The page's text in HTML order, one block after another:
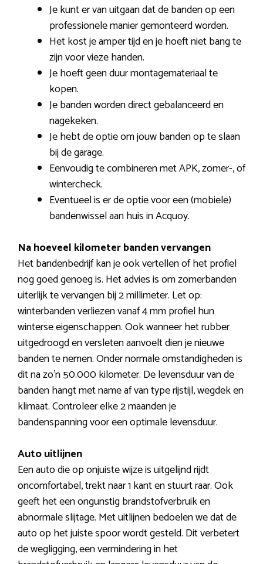
Je kunt er van uitgaan dat de banden op een
professionele manier gemonteerd worden.
Het kost je amper tijd en je hoeft niet bang te
zijn voor vieze handen.
Je hoeft geen duur montagemateriaal te
kopen.
Je banden worden direct gebalanceerd en
nagekeken.
Je hebt de optie om jouw banden op te slaan
bij de garage.
Eenvoudig te combineren met APK, zomer-, of
wintercheck.
Eventueel is er de optie voor een (mobiele)
bandenwissel aan huis in Acquoy.
Na hoeveel kilometer banden vervangen
Het bandenbedrijf kan je ook vertellen of het profiel
nog goed genoeg is. Het advies is om zomerbanden
uiterlijk te vervangen bij 2 millimeter. Let op:
winterbanden verliezen vanaf 4 mm profiel hun
winterse eigenschappen. Ook wanneer het rubber
uitgedroogd en versleten aanvoelt dien je nieuwe
banden te nemen. Onder normale omstandigheden is
dit na zo’n 50.000 kilometer. De levensduur van de
banden hangt met name af van type rijstijl, wegdek en
klimaat. Controleer elke 2 maanden je
bandenspanning voor een optimale levensduur.
Auto uitlijnen
Een auto die op onjuiste wijze is uitgelijnd rijdt
oncomfortabel, trekt naar 1 kant en stuurt raar. Ook
geeft het een ongunstig brandstofverbruik en
abnormale slijtage. Met uitlijnen bedoelen we dat de
auto op het juiste spoor wordt gesteld. Dit verbetert
de wegligging, een vermindering in het